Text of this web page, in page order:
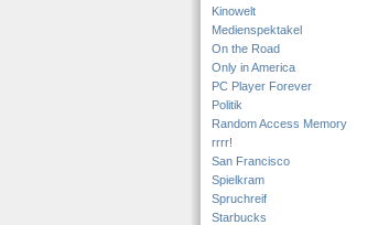
Kinowelt
Medienspektakel
On the Road
Only in America
PC Player Forever
Politik
Random Access Memory
rrrr!
San Francisco
Spielkram
Spruchreif
Starbucks